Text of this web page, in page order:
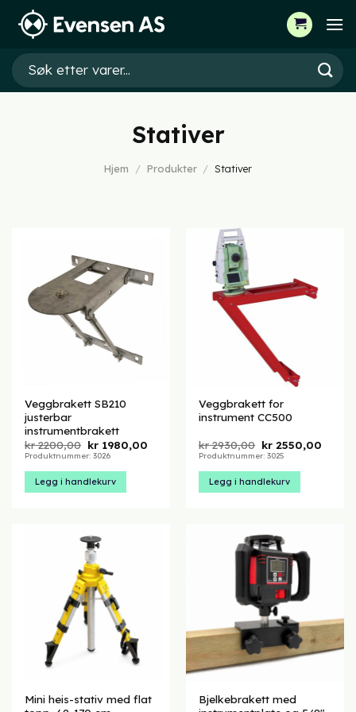
Søk
etter:
Stativer
Hjem / Produkter / Stativer
Veggbrakett SB210
justerbar
instrumentbrakett
kr2200,00 Opprinnelig
pris
kr 2200,00.
kr 1980,00 Nåværende
kr 1980,00.
Produktnummer: 3026
Legg i handlekurv
Veggbrakett for
instrument CC500
kr2930,00 Opprinnelig
pris
kr 2930,00.
kr 2550,00
Produktnummer: 3025
Legg i handlekurv
Mini heis-stativ med flat
Bjelkebrakett med